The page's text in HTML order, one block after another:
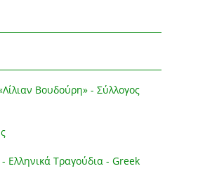
Βουδούρη» - Σύλλογος
Τραγούδια - Greek